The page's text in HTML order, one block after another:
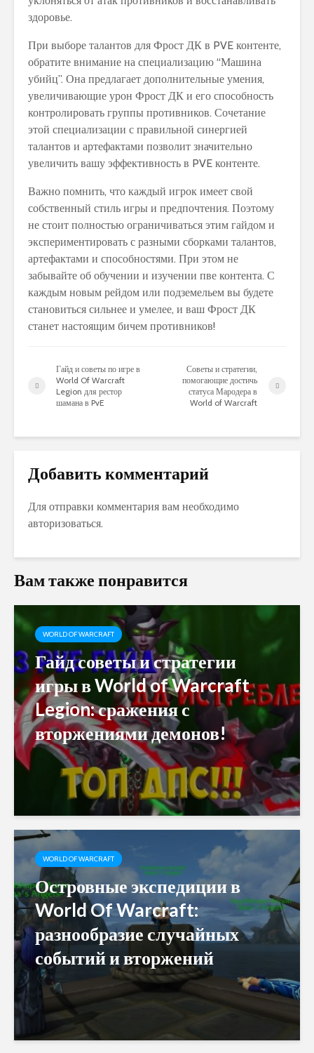
здоровье.
При выборе талантов для Фрост ДК в PVE контенте,
обратите внимание на специализацию “Машина
убийц”. Она предлагает дополнительные умения,
увеличивающие урон Фрост ДК и его способность
контролировать группы противников. Сочетание
этой специализации с правильной синергией
талантов и артефактами позволит значительно
увеличить вашу эффективность в PVE контенте.
Важно помнить, что каждый игрок имеет свой
собственный стиль игры и предпочтения. Поэтому
не стоит полностью ограничиваться этим гайдом и
экспериментировать с разными сборками талантов,
артефактами и способностями. При этом не
забывайте об обучении и изучении пве контента. С
каждым новым рейдом или подземельем вы будете
становиться сильнее и умелее, и ваш Фрост ДК
станет настоящим бичем противников!
Гайд и советы по игре в
World Of Warcraft
Legion для рестор
шамана в PvE
Советы и стратегии,
помогающие достичь
статуса Мародера в
World of Warcraft
Добавить комментарий
Для отправки комментария вам необходимо
авторизоваться.
Вам также понравится
WORLD OF WARCRAFT
Гайд советы и стратегии
игры в World of Warcraft
Legion: сражения с
вторжениями демонов!
WORLD OF WARCRAFT
Островные экспедиции в
World Of Warcraft:
разнообразие случайных
событий и вторжений